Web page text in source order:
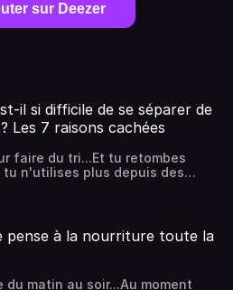
sur Deezer
il si difficile de se séparer de
Les 7 raisons cachées
faire du tri...Et tu retombes
n'utilises plus depuis des
jour où tu
tu le gardes.Dans cet épisode,
toutes par un objet......mais qui
chose.Parmi elles :🚗 La
scolaires d'Isabelle.📖
pense à la nourriture toute la
matin au soir...Au moment